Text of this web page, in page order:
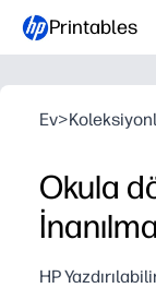
Printables
Ev>
Okula
HP